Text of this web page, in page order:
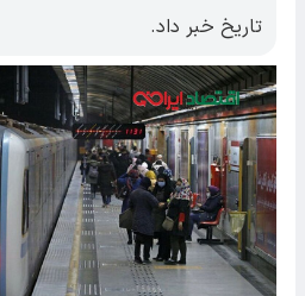
تاریخ خبر داد.